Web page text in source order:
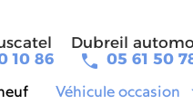
10 86
Dubreil
05 61 50
Véhicule occasion